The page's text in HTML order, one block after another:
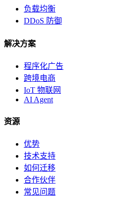
负载均衡
DDoS 防御
解决方案
程序化广告
跨境电商
IoT 物联网
AI Agent
资源
优势
技术支持
如何迁移
合作伙伴
常见问题